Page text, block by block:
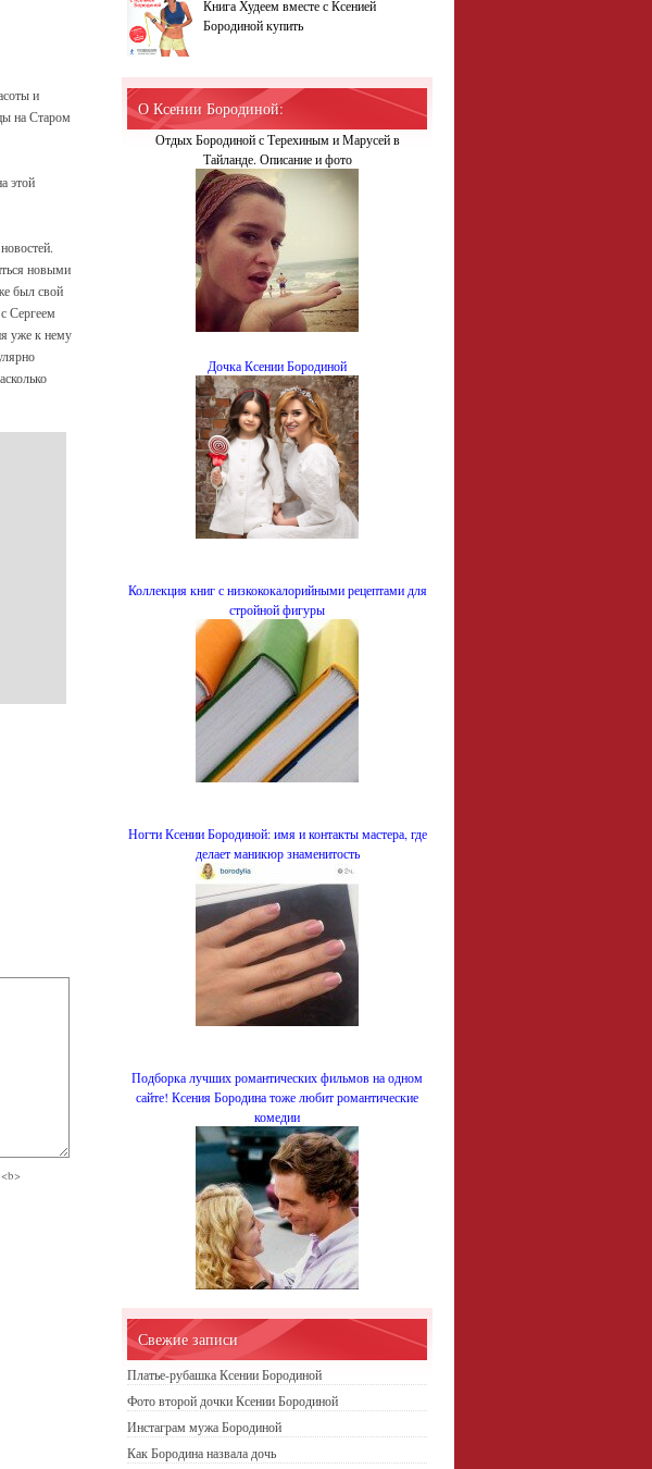
и
на Старом
этой
новыми
был свой
Сергеем
уже к нему
Книга Худеем вместе с Ксенией
Бородиной купить
О Ксении Бородиной:
Отдых Бородиной с Терехиным и Марусей в
Тайланде. Описание и фото
Дочка Ксении Бородиной
Коллекция книг с низкококалорийными рецептами для
стройной фигуры
Ногти Ксении Бородиной: имя и контакты мастера, где
делает маникюр знаменитость
Подборка лучших романтических фильмов на одном
сайте! Ксения Бородина тоже любит романтические
комедии
Свежие записи
Платье-рубашка Ксении Бородиной
Фото второй дочки Ксении Бородиной
Инстаграм мужа Бородиной
Как Бородина назвала дочь